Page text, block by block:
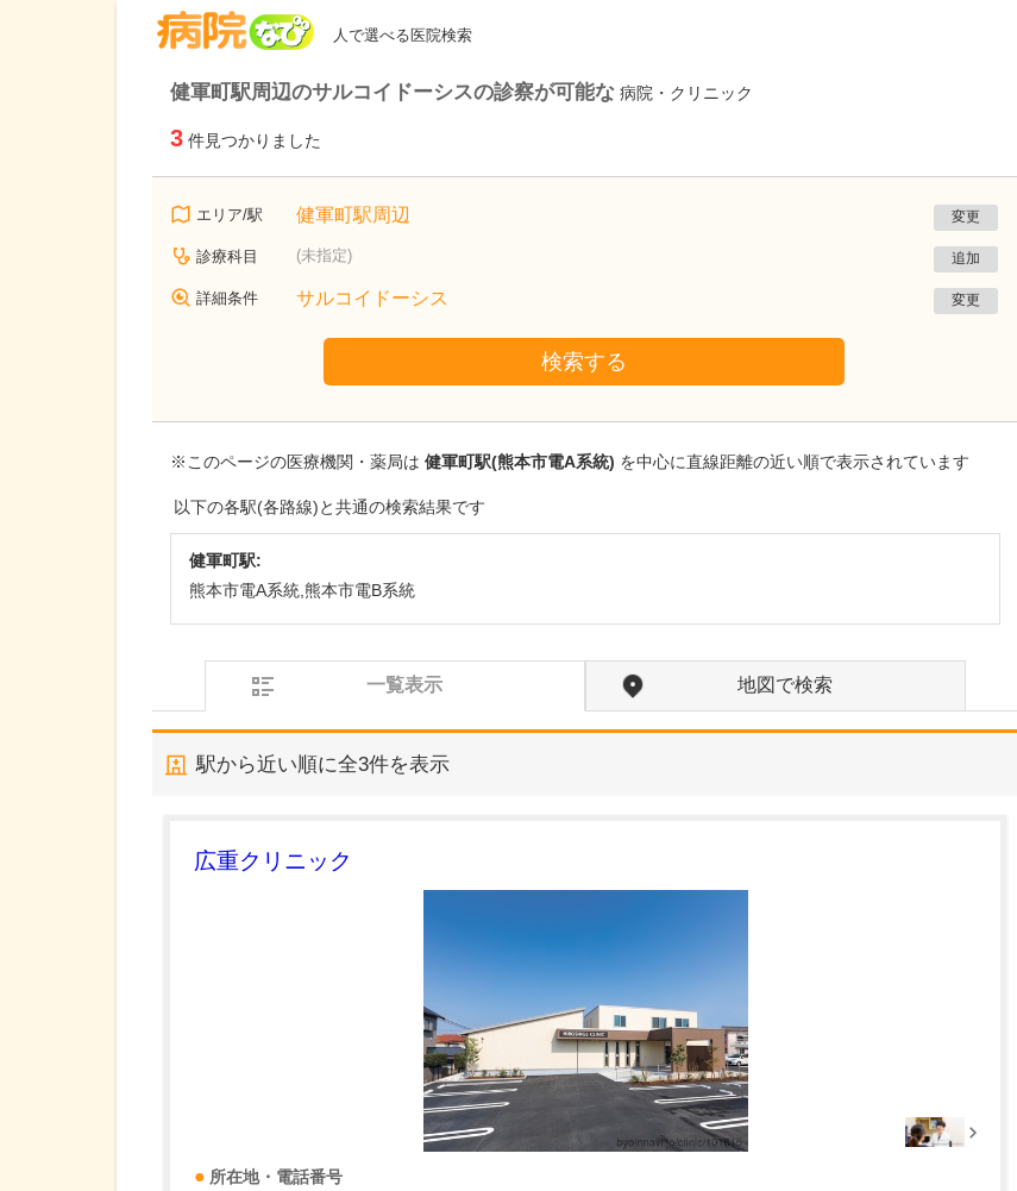
人で選べる医院検索
健軍町駅周辺のサルコイドーシスの診察が可能な 病院・クリニック
3 件見つかりました
エリア/駅 健軍町駅周辺 変更
診療科目 (未指定) 追加
詳細条件 サルコイドーシス 変更
検索する
※このページの医療機関・薬局は 健軍町駅(熊本市電A系統) を中心に直線距離の近い順で表示されています
以下の各駅(各路線)と共通の検索結果です
健軍町駅:
熊本市電A系統,熊本市電B系統
一覧表示 地図で検索
駅から近い順に全3件を表示
広重クリニック
所在地・電話番号
熊本県熊本市南区
たかしお内科ハートクリニック
たのにはどのような理由があったのでしょうか?
ん。しかも、悪化と改善
を繰り返しながら病状は
だんだん悪くなっていき
ます。大学病院で後進の